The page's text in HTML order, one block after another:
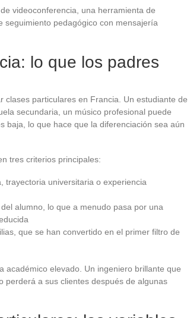
videoconferencia, una herramienta de
seguimiento pedagógico con mensajería
lo que los padres
particulares en Francia. Un estudiante de
secundaria, un músico profesional puede
baja, lo que hace que la diferenciación sea aún
tres criterios principales:
trayectoria universitaria o experiencia
alumno, lo que a menudo pasa por una
que se han convertido en el primer filtro de
académico elevado. Un ingeniero brillante que
perderá a sus clientes después de algunas